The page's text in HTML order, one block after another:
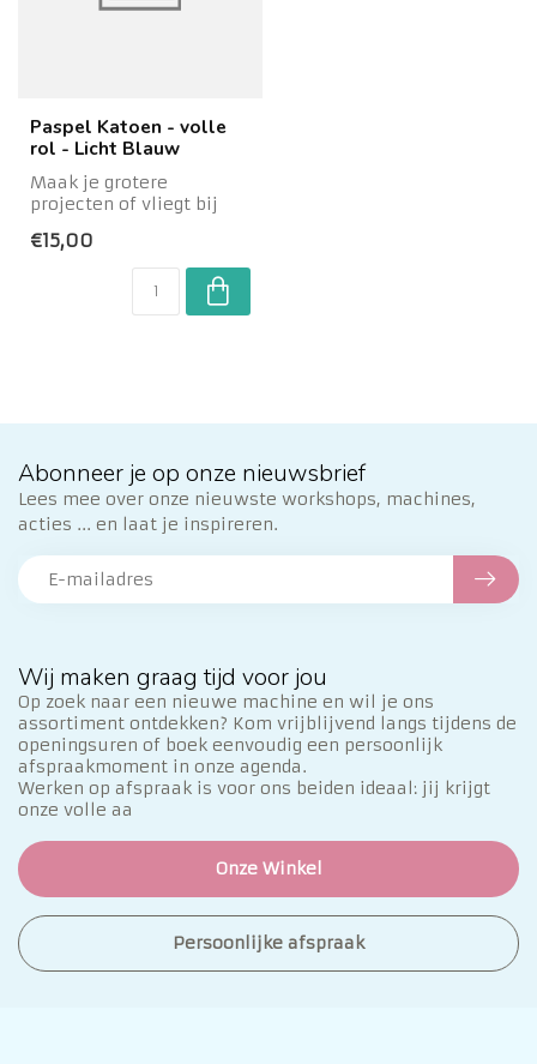
Paspel Katoen - volle
rol - Licht Blauw
Maak je grotere
projecten of vliegt bij
1 metertje gewo...
€15,00
Wij maken graag tijd voor jou
Op zoek naar een nieuwe machine en wil je ons
assortiment ontdekken? Kom vrijblijvend langs tijdens de
openingsuren of boek eenvoudig een persoonlijk
afspraakmoment in onze agenda.
Werken op afspraak is voor ons beiden ideaal: jij krijgt
onze volle aa
Onze Winkel
Persoonlijke afspraak
Abonneer je op onze nieuwsbrief
Lees mee over onze nieuwste workshops, machines,
acties ... en laat je inspireren.